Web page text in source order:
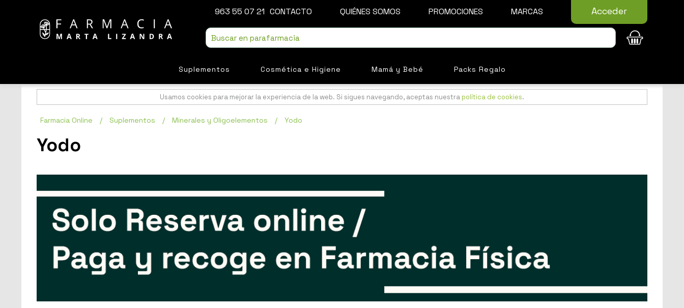
963 55 07 21 CONTACTO QUIÉNES SOMOS PROMOCIONES MARCAS Acceder
Suplementos Cosmética e Higiene Mamá y Bebé Packs Regalo
Usamos cookies para mejorar la experiencia de la web. Si sigues navegando, aceptas nuestra política de cookies.
Farmacia Online / Suplementos / Minerales y Oligoelementos / Yodo
Yodo